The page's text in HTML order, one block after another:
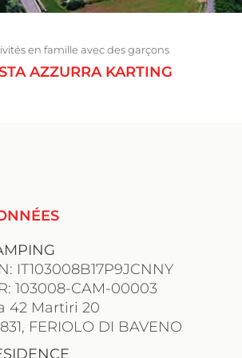
en famille avec des garçons
AZZURRA KARTING
IT103008B17P9JCNNY
103008-CAM-00003
42 Martiri 20
FERIOLO DI BAVENO